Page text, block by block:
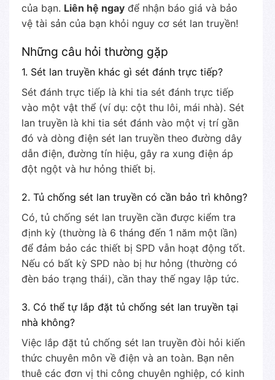
của bạn. Liên hệ ngay để nhận báo giá và bảo
vệ tài sản của bạn khỏi nguy cơ sét lan truyền!
Những câu hỏi thường gặp
1. Sét lan truyền khác gì sét đánh trực tiếp?
Sét đánh trực tiếp là khi tia sét đánh trực tiếp
vào một vật thể (ví dụ: cột thu lôi, mái nhà). Sét
lan truyền là khi tia sét đánh vào một vị trí gần
đó và dòng điện sét lan truyền theo đường dây
dẫn điện, đường tín hiệu, gây ra xung điện áp
đột ngột và hư hỏng thiết bị.
2. Tủ chống sét lan truyền có cần bảo trì không?
Có, tủ chống sét lan truyền cần được kiểm tra
định kỳ (thường là 6 tháng đến 1 năm một lần)
để đảm bảo các thiết bị SPD vẫn hoạt động tốt.
Nếu có bất kỳ SPD nào bị hư hỏng (thường có
đèn báo trạng thái), cần thay thế ngay lập tức.
3. Có thể tự lắp đặt tủ chống sét lan truyền tại
nhà không?
Việc lắp đặt tủ chống sét lan truyền đòi hỏi kiến
thức chuyên môn về điện và an toàn. Bạn nên
thuê các đơn vị thi công chuyên nghiệp, có kinh